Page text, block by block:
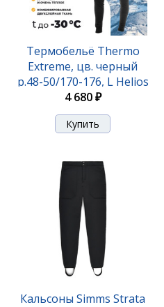
Термобельё Thermo
Extreme, цв. черный
р.48-50/170-176, L Helios
4 680 ₽
Кальсоны Simms Strata